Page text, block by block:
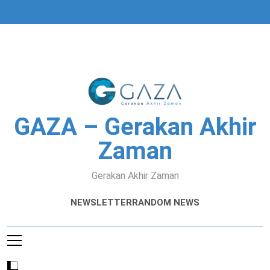
GAZA – Gerakan Akhir
Zaman
Gerakan Akhir Zaman
NEWSLETTERRANDOM NEWS